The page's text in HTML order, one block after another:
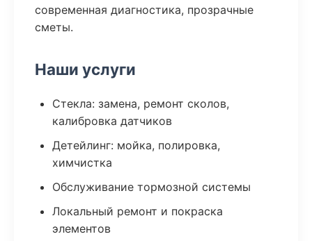
современная диагностика, прозрачные
сметы.
Наши услуги
Стекла: замена, ремонт сколов,
калибровка датчиков
Детейлинг: мойка, полировка,
химчистка
Обслуживание тормозной системы
Локальный ремонт и покраска
элементов